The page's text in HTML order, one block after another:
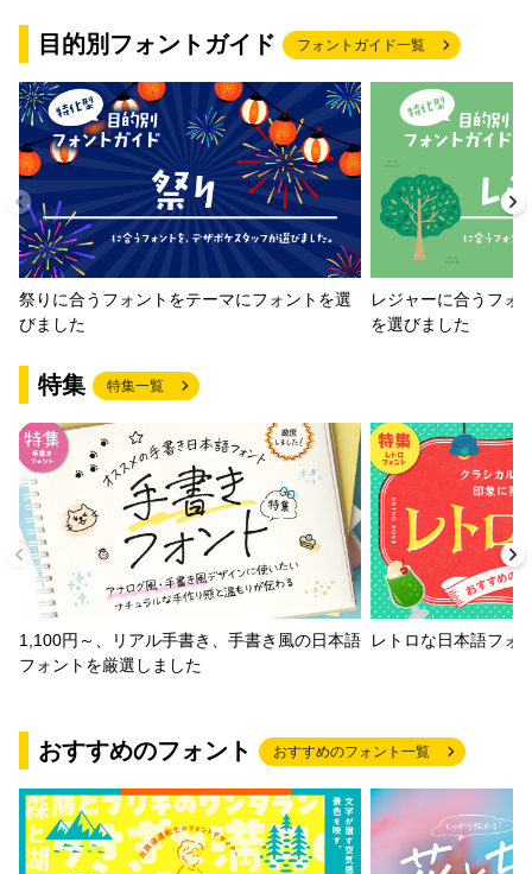
目的別フォントガイド フォントガイド一覧
祭りに合うフォントをテーマにフォントを選
びました
レジャーに合うフォ
を選びました
特集 特集一覧
1,100円～、リアル手書き、手書き風の日本語
フォントを厳選しました
レトロな日本語フォ
おすすめのフォント おすすめのフォント一覧